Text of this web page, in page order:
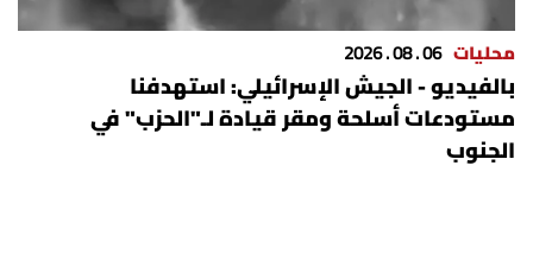
محليات 06 . 08 . 2026
بالفيديو - الجيش الإسرائيلي: استهدفنا
مستودعات أسلحة ومقر قيادة لـ"الحزب" في
الجنوب